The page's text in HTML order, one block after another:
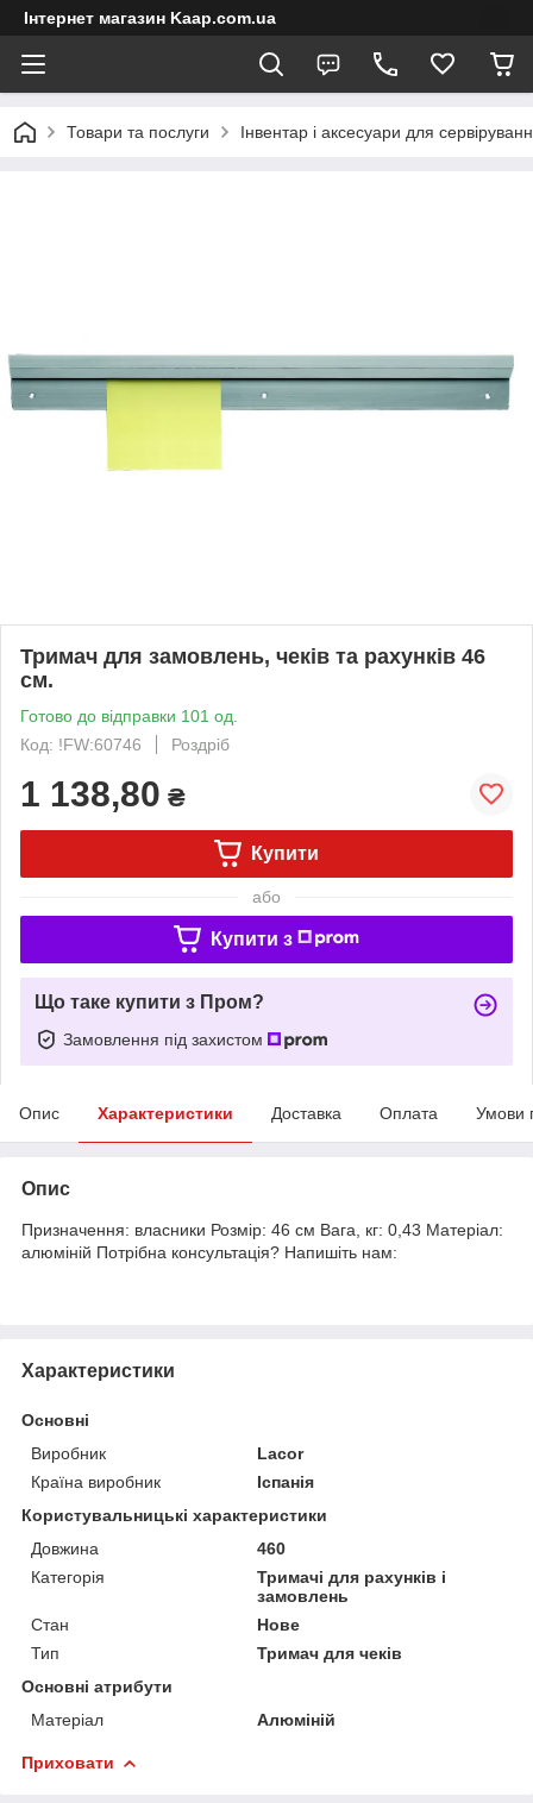
Інтернет магазин Kaap.com.ua
Товари та послуги Інвентар і аксесуари для
Тримач для замовлень, чеків та рахунків 46
см.
Готово до відправки 101 од.
Код: !FW:60746
Роздріб
1 138,80 ₴
Купити
або
Купити з
Що таке купити з Пром?
Замовлення під захистом
Опис Характеристики Доставка Оплата Умови
Опис
Призначення: власники Розмір: 46 см Вага, кг: 0,43 Матеріал:
алюміній Потрібна консультація? Напишіть нам:
Характеристики
Основні
Виробник
Lacor
Країна виробник
Іспанія
Користувальницькі характеристики
Довжина
460
Категорія
Тримачі для рахунків і
замовлень
Стан
Нове
Тип
Тримач для чеків
Основні атрибути
Матеріал
Алюміній
Приховати